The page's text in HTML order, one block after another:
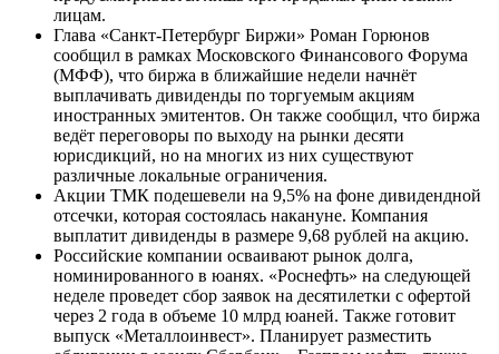
лицам.
Глава «Санкт-Петербург Биржи» Роман Горюнов
сообщил в рамках Московского Финансового Форума
(МФФ), что биржа в ближайшие недели начнёт
выплачивать дивиденды по торгуемым акциям
иностранных эмитентов. Он также сообщил, что биржа
ведёт переговоры по выходу на рынки десяти
юрисдикций, но на многих из них существуют
различные локальные ограничения.
Акции ТМК подешевели на 9,5% на фоне дивидендной
отсечки, которая состоялась накануне. Компания
выплатит дивиденды в размере 9,68 рублей на акцию.
Российские компании осваивают рынок долга,
номинированного в юанях. «Роснефть» на следующей
неделе проведет сбор заявок на десятилетки с офертой
через 2 года в объеме 10 млрд юаней. Также готовит
выпуск «Металлоинвест». Планирует разместить